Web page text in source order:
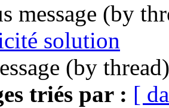
message (by
solution
(by
triés par : [